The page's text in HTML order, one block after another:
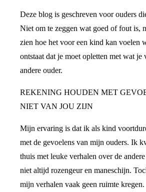
Deze blog is geschreven voor ouders
Niet om te zeggen wat goed of fout is,
zien hoe het voor een kind kan voelen
ontstaat dat je moet opletten met wat je
andere ouder.
REKENING HOUDEN MET
NIET VAN JOU ZIJN
Mijn ervaring is dat ik als kind
met de gevoelens van mijn ouders. Ik
thuis met leuke verhalen over de
niet altijd rozengeur en maneschijn.
mijn verhalen vaak geen ruimte kregen.